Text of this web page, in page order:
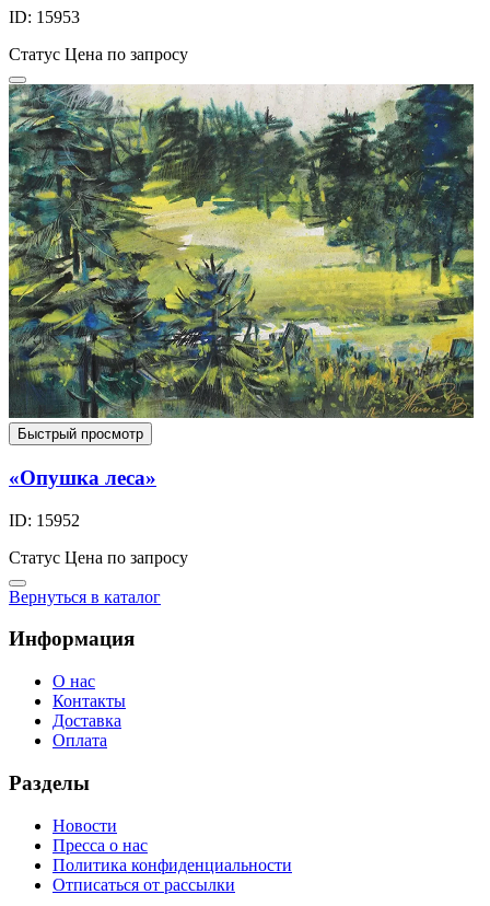
ID: 15953
Статус Цена по запросу
Быстрый просмотр
«Опушка леса»
ID: 15952
Статус Цена по запросу
Вернуться в каталог
Информация
О нас
Контакты
Доставка
Оплата
Разделы
Новости
Пресса о нас
Политика конфиденциальности
Отписаться от рассылки